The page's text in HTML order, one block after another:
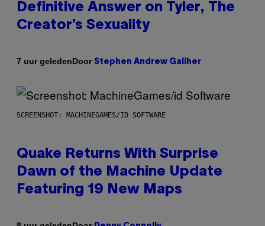
Definitive Answer on Tyler, The
Creator’s Sexuality
7 uur geledenDoor Stephen Andrew Galiher
SCREENSHOT: MACHINEGAMES/ID SOFTWARE
Quake Returns With Surprise
Dawn of the Machine Update
Featuring 19 New Maps